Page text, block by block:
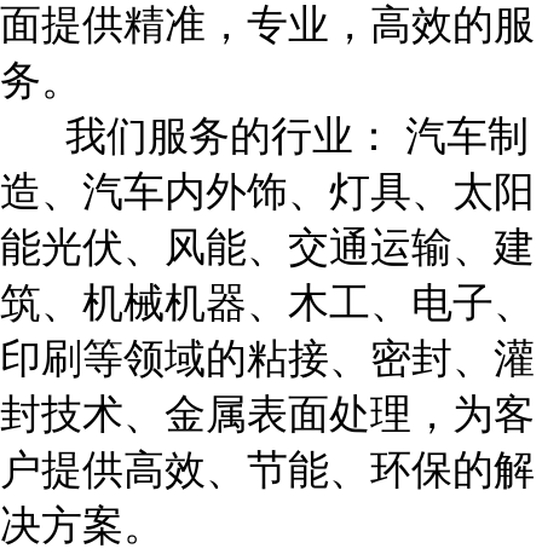
面提供精准，专业，高效的服
务。
我们服务的行业： 汽车制
造、汽车内外饰、灯具、太阳
能光伏、风能、交通运输、建
筑、机械机器、木工、电子、
印刷等领域的粘接、密封、灌
封技术、金属表面处理，为客
户提供高效、节能、环保的解
决方案。